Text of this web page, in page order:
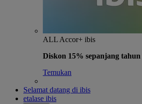
ALL Accor+ ibis
Diskon 15% sepanjang tahun
Temukan
Selamat datang di ibis
etalase ibis